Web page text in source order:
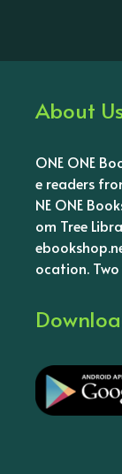
About
ONE ONE
e readers
NE ONE
om Tree
ocation.